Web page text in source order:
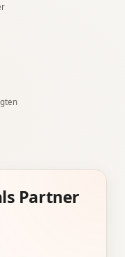
Partner